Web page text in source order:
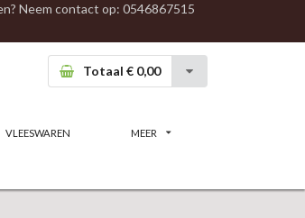
Neem contact op: 0546867515
Totaal € 0,00
VLEESWAREN MEER